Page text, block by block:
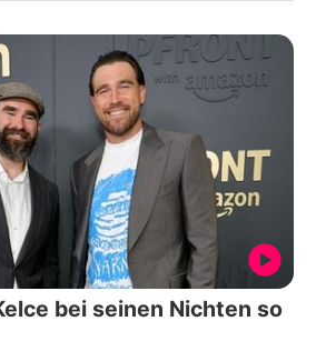
bei seinen Nichten so